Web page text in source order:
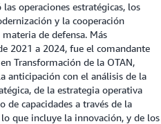
operaciones estratégicas, los
y la cooperación
de defensa. Más
2021 a 2024, fue el comandante
Transformación de la OTAN,
anticipación con el análisis de la
de la estrategia operativa
de capacidades a través de la
que incluye la innovación, y de los